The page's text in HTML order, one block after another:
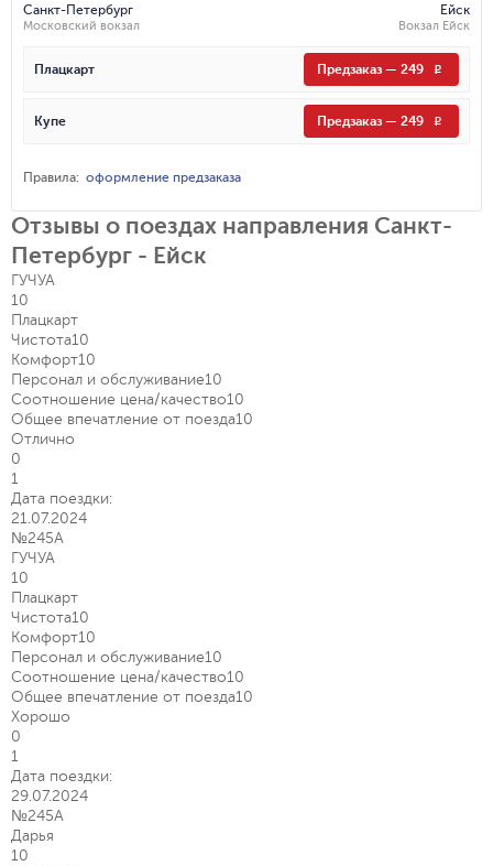
Санкт-Петербург
Московский вокзал
Ейск
Вокзал Ейск
Плацкарт Предзаказ — 249 R
Купе Предзаказ — 249 R
Правила: оформление предзаказа
Отзывы о поездах направления Санкт-
Петербург - Ейск
ГУЧУА
10
Плацкарт
Чистота10
Комфорт10
Персонал и обслуживание10
Соотношение цена/качество10
Общее впечатление от поезда10
Отлично
0
1
Дата поездки:
21.07.2024
№245А
ГУЧУА
10
Плацкарт
Чистота10
Комфорт10
Персонал и обслуживание10
Соотношение цена/качество10
Общее впечатление от поезда10
Хорошо
0
1
Дата поездки:
29.07.2024
№245А
Дарья
10